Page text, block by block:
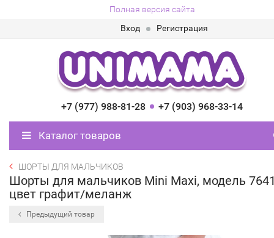
Полная версия сайта
Вход
Регистрация
+7 (977) 988-81-28 +7 (903) 968-33-14
Каталог товаров
ШОРТЫ ДЛЯ МАЛЬЧИКОВ
Шорты для мальчиков Mini Maxi, модель
цвет графит/меланж
Предыдущий товар